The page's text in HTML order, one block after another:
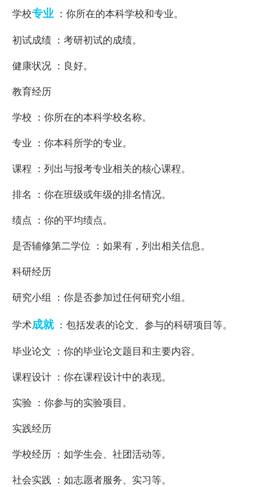
学校专业 ：你所在的本科学校和专业。
初试成绩 ：考研初试的成绩。
健康状况 ：良好。
教育经历
学校 ：你所在的本科学校名称。
专业 ：你本科所学的专业。
课程 ：列出与报考专业相关的核心课程。
排名 ：你在班级或年级的排名情况。
绩点 ：你的平均绩点。
是否辅修第二学位 ：如果有，列出相关信息。
科研经历
研究小组 ：你是否参加过任何研究小组。
学术成就：包括发表的论文、参与的科研项目等。
毕业论文 ：你的毕业论文题目和主要内容。
课程设计 ：你在课程设计中的表现。
实验 ：你参与的实验项目。
实践经历
学校经历 ：如学生会、社团活动等。
社会实践 ：如志愿者服务、实习等。